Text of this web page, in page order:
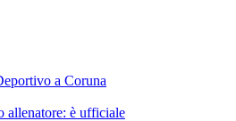
a Coruna
allenatore: è ufficiale